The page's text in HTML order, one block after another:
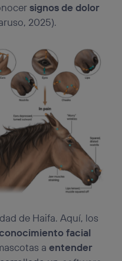
signos de dolor
2025).
de Haifa. Aquí, los
facial
aentender